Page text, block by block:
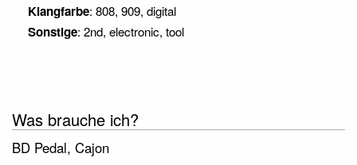
Klangfarbe: 808, 909, digital
Sonstige: 2nd, electronic, tool
Was brauche ich?
BD Pedal, Cajon